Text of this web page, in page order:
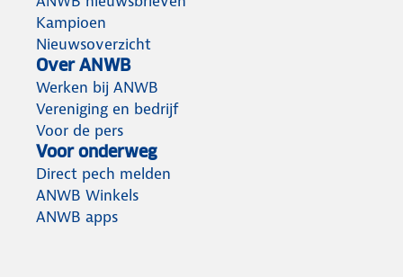
Kampioen
Nieuwsoverzicht
Over ANWB
Werken bij ANWB
Vereniging en bedrijf
Voor de pers
Voor onderweg
Direct pech melden
ANWB Winkels
ANWB apps